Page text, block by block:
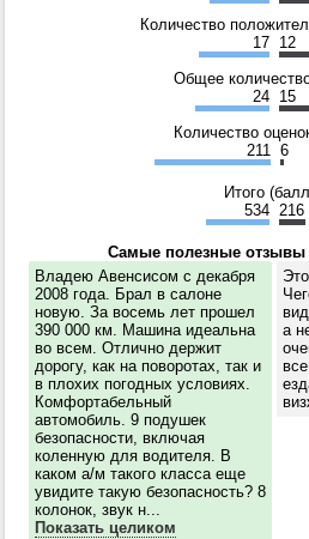
Количество
17 12
Общее
24 15
Количество
211 6
Итого
534 216
Самые полезные отзывы
Владею Авенсисом с декабря
2008 года. Брал в салоне
новую. За восемь лет прошел
390 000 км. Машина идеальна
во всем. Отлично держит
дорогу, как на поворотах, так и
в плохих погодных условиях.
Комфортабельный
автомобиль. 9 подушек
безопасности, включая
коленную для водителя. В
каком а/м такого класса еще
увидите такую безопасность? 8
колонок, звук н...
Показать целиком
а